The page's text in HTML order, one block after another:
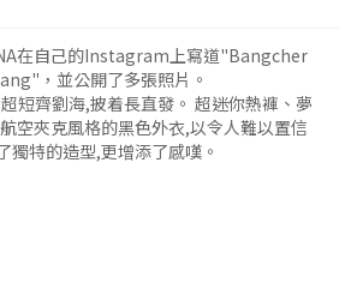
在自己的Instagram上寫道"Bangcher
，並公開了多張照片。
短齊劉海,披着長直發。 超迷你熱褲、夢
空夾克風格的黑色外衣,以令人難以置信
獨特的造型,更增添了感嘆。